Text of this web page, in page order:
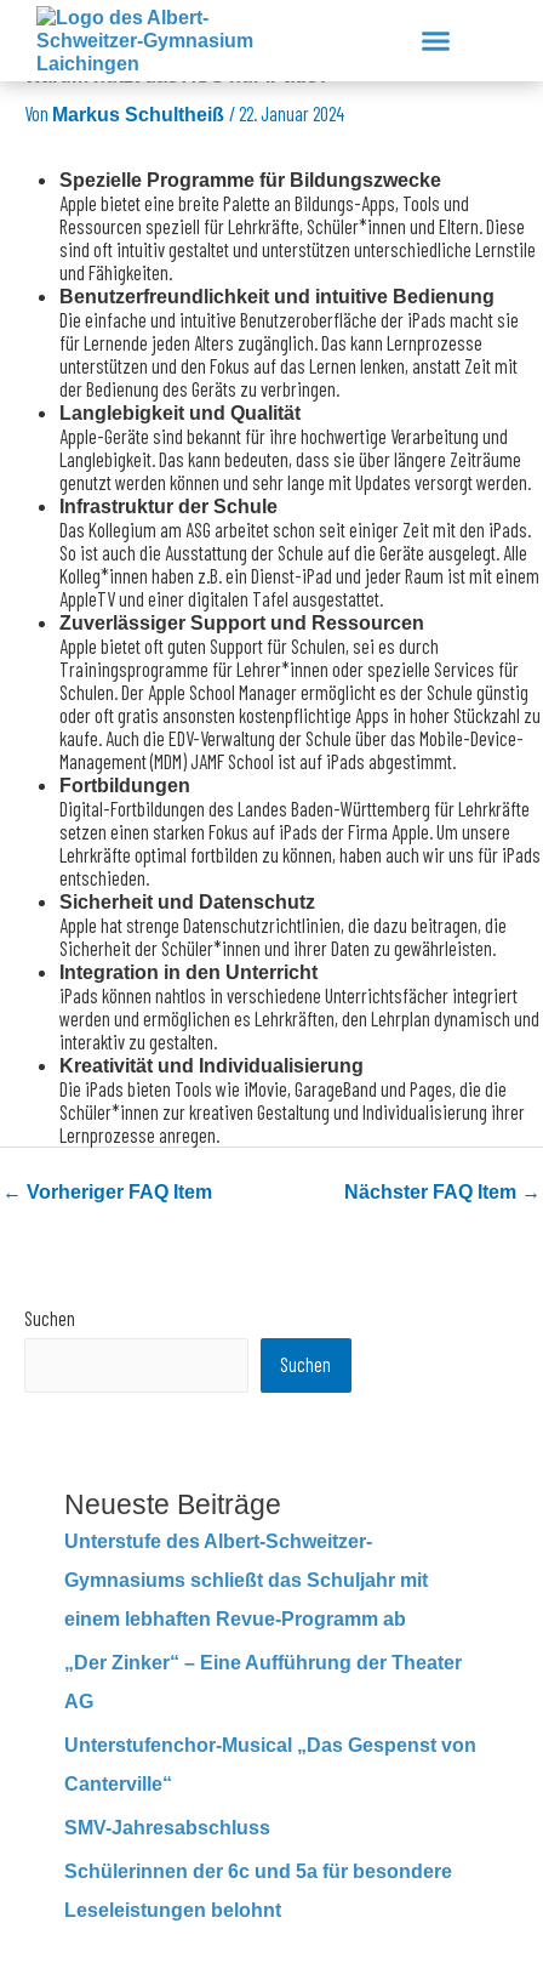
Zum
Inhalt
springen
Warum nutzt das ASG nur iPads?
Von Markus Schultheiß /22. Januar 2024
Spezielle Programme für Bildungszwecke
Apple bietet eine breite Palette an Bildungs-Apps, Tools und
Ressourcen speziell für Lehrkräfte, Schüler*innen und Eltern. Diese
sind oft intuitiv gestaltet und unterstützen unterschiedliche Lernstile
und Fähigkeiten.
Benutzerfreundlichkeit und intuitive Bedienung
Die einfache und intuitive Benutzeroberfläche der iPads macht sie
für Lernende jeden Alters zugänglich. Das kann Lernprozesse
unterstützen und den Fokus auf das Lernen lenken, anstatt Zeit mit
der Bedienung des Geräts zu verbringen.
Langlebigkeit und Qualität
Apple-Geräte sind bekannt für ihre hochwertige Verarbeitung und
Langlebigkeit. Das kann bedeuten, dass sie über längere Zeiträume
genutzt werden können und sehr lange mit Updates versorgt werden.
Infrastruktur der Schule
Das Kollegium am ASG arbeitet schon seit einiger Zeit mit den iPads.
So ist auch die Ausstattung der Schule auf die Geräte ausgelegt. Alle
Kolleg*innen haben z.B. ein Dienst-iPad und jeder Raum ist mit einem
AppleTV und einer digitalen Tafel ausgestattet.
Zuverlässiger Support und Ressourcen
Apple bietet oft guten Support für Schulen, sei es durch
Trainingsprogramme für Lehrer*innen oder spezielle Services für
Schulen. Der Apple School Manager ermöglicht es der Schule günstig
oder oft gratis ansonsten kostenpflichtige Apps in hoher Stückzahl zu
kaufe. Auch die EDV-Verwaltung der Schule über das Mobile-Device-
Management (MDM) JAMF School ist auf iPads abgestimmt.
Fortbildungen
Digital-Fortbildungen des Landes Baden-Württemberg für Lehrkräfte
setzen einen starken Fokus auf iPads der Firma Apple. Um unsere
Lehrkräfte optimal fortbilden zu können, haben auch wir uns für iPads
entschieden.
Sicherheit und Datenschutz
Apple hat strenge Datenschutzrichtlinien, die dazu beitragen, die
Sicherheit der Schüler*innen und ihrer Daten zu gewährleisten.
Integration in den Unterricht
iPads können nahtlos in verschiedene Unterrichtsfächer integriert
werden und ermöglichen es Lehrkräften, den Lehrplan dynamisch und
interaktiv zu gestalten.
Kreativität und Individualisierung
Die iPads bieten Tools wie iMovie, GarageBand und Pages, die die
Schüler*innen zur kreativen Gestaltung und Individualisierung ihrer
Lernprozesse anregen.
← Vorheriger FAQ Item Nächster FAQ Item →
Suchen
Suchen
Neueste Beiträge
Unterstufe des Albert-Schweitzer-
Gymnasiums schließt das Schuljahr mit
einem lebhaften Revue-Programm ab
„Der Zinker“ – Eine Aufführung der Theater
AG
Unterstufenchor-Musical „Das Gespenst von
Canterville“
SMV-Jahresabschluss
Schülerinnen der 6c und 5a für besondere
Leseleistungen belohnt